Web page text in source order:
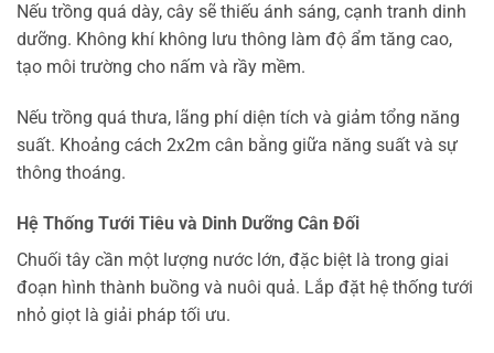
Nếu trồng quá dày, cây sẽ thiếu ánh sáng, cạnh tranh dinh
dưỡng. Không khí không lưu thông làm độ ẩm tăng cao,
tạo môi trường cho nấm và rầy mềm.
Nếu trồng quá thưa, lãng phí diện tích và giảm tổng năng
suất. Khoảng cách 2x2m cân bằng giữa năng suất và sự
thông thoáng.
Hệ Thống Tưới Tiêu và Dinh Dưỡng Cân Đối
Chuối tây cần một lượng nước lớn, đặc biệt là trong giai
đoạn hình thành buồng và nuôi quả. Lắp đặt hệ thống tưới
nhỏ giọt là giải pháp tối ưu.